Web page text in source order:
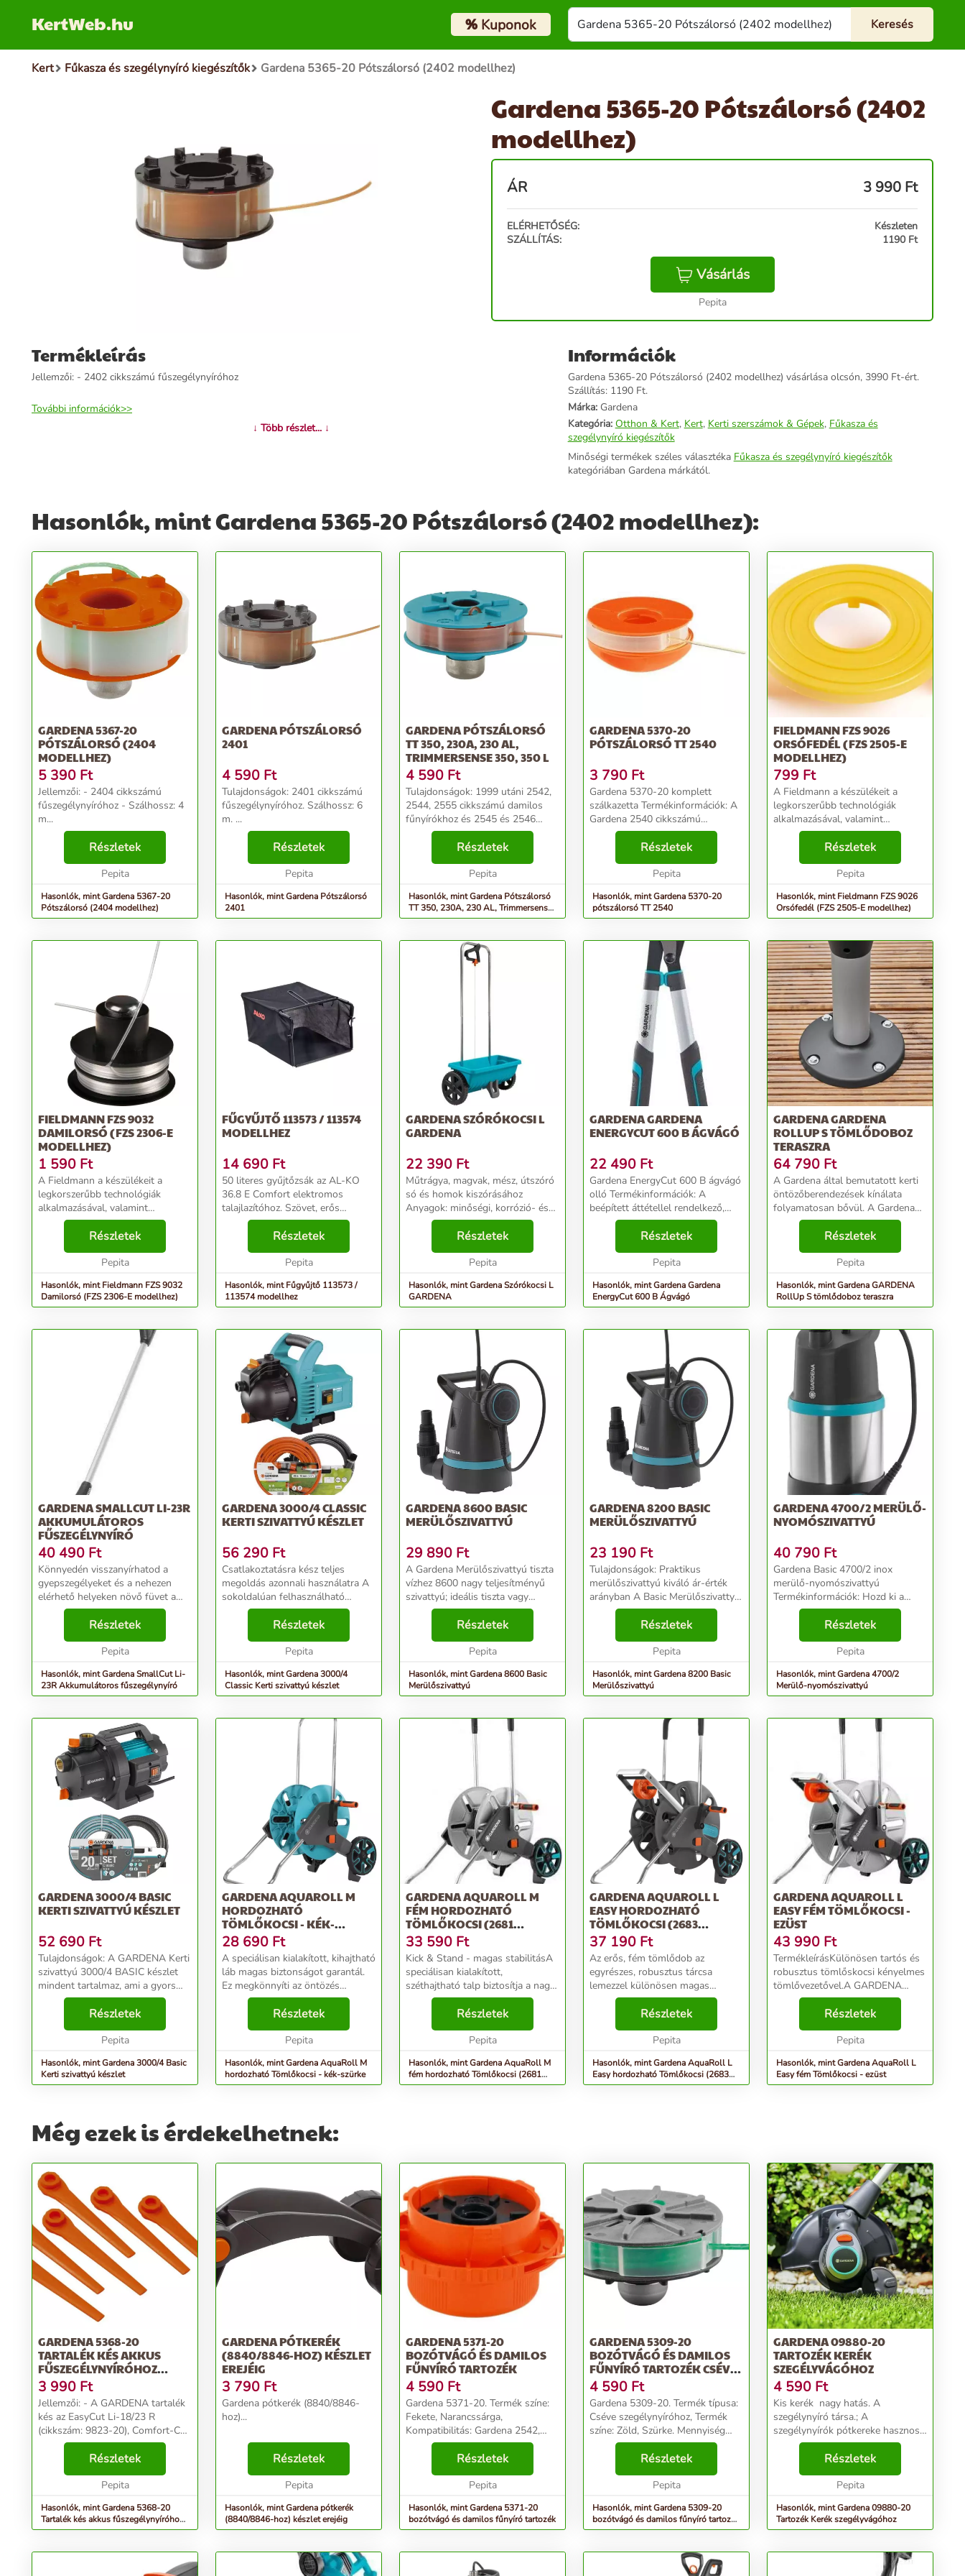
KertWeb.hu %Kuponok
Kert Fűkasza és szegélynyíró kiegészítők Gardena 5365-20 Pótszálorsó (2402 modellhez)
Gardena 5365-20 Pótszálorsó (2402
modellhez)
ÁR 3 990 Ft
ELÉRHETŐSÉG:
Készleten
SZÁLLÍTÁS:
1190 Ft
Vásárlás
Pepita
Termékleírás
Jellemzői: - 2402 cikkszámú fűszegélynyíróhoz
További információk>>
↓ Több részlet... ↓
Információk
Gardena 5365-20 Pótszálorsó (2402 modellhez) vásárlása olcsón, 3990 Ft-ért.
Szállítás: 1190 Ft.
Márka:Gardena
Kategória: Otthon & Kert, Kert, Kerti szerszámok & Gépek, Fűkasza és
szegélynyíró kiegészítők
Minőségi termékek széles választéka Fűkasza és szegélynyíró kiegészítők
kategóriában Gardena márkától.
Hasonlók, mint Gardena 5365-20 Pótszálorsó (2402 modellhez):
GARDENA 5367-20
PÓTSZÁLORSÓ (2404
MODELLHEZ)
5 390 Ft
Jellemzői: - 2404 cikkszámú
fűszegélynyíróhoz - Szálhossz: 4
m...
Részletek
Pepita
Hasonlók, mint Gardena 5367-20
Pótszálorsó (2404 modellhez)
GARDENA PÓTSZÁLORSÓ
2401
4 590 Ft
Tulajdonságok: 2401 cikkszámú
fűszegélynyíróhoz. Szálhossz: 6
m. ...
Részletek
Pepita
Hasonlók, mint Gardena Pótszálorsó
2401
GARDENA PÓTSZÁLORSÓ
TT 350, 230A, 230 AL,
TRIMMERSENSE 350, 350 L
4 590 Ft
Tulajdonságok: 1999 utáni 2542,
2544, 2555 cikkszámú damilos
fűnyírókhoz és 2545 és 2546
cikkszámú damilos fűkaszákhoz.
Szálhossz: 6 m....Részletek
Pepita
Hasonlók, mint Gardena Pótszálorsó
TT 350, 230A, 230 AL, Trimmersense
350, 350 L
GARDENA 5370-20
PÓTSZÁLORSÓ TT 2540
3 790 Ft
Gardena 5370-20 komplett
szálkazetta Termékinformációk: A
Gardena 2540 cikkszámú
fűszegélynyíróhozés accu-system
V12 TL 21-hez használható.
Műszaki adatok: Cikkszám:5370-
20 EAN-kód:4078500537001 ...
Részletek
Pepita
Hasonlók, mint Gardena 5370-20
pótszálorsó TT 2540
FIELDMANN FZS 9026
ORSÓFEDÉL (FZS 2505-E
MODELLHEZ)
799 Ft
A Fieldmann a készülékeit a
legkorszerűbb technológiák
alkalmazásával, valamint
biztonságos és környezetbarát
anyagok felhasználásával fejleszti
és gyártja. A Fieldmann
készülékek hosszú élettartalma ...
Részletek
Pepita
Hasonlók, mint Fieldmann FZS 9026
Orsófedél (FZS 2505-E modellhez)
FIELDMANN FZS 9032
DAMILORSÓ (FZS 2306-E
MODELLHEZ)
1 590 Ft
A Fieldmann a készülékeit a
legkorszerűbb technológiák
alkalmazásával, valamint
biztonságos és környezetbarát
anyagok felhasználásával fejleszti
és gyártja. A Fieldmann
készülékek hosszú élettartalma ...
Részletek
Pepita
Hasonlók, mint Fieldmann FZS 9032
Damilorsó (FZS 2306-E modellhez)
FŰGYŰJTŐ 113573 / 113574
MODELLHEZ
14 690 Ft
50 literes gyűjtőzsák az AL-KO
36.8 E Comfort elektromos
talajlazítóhoz. Szövet, erős
fémkerettel. 113573/113574
modellhez....Részletek
Pepita
Hasonlók, mint Fűgyűjtő 113573 /
113574 modellhez
GARDENA SZÓRÓKOCSI L
GARDENA
22 390 Ft
Műtrágya, magvak, mész, útszóró
só és homok kiszórásához
Anyagok: minőségi, korrózió- és
ütésálló műanyag, robusztus
alumínium tolókar, rozsdamentes
acéldrót Hatókör/szórási
szélesség: 45 cm Térfog...
Részletek
Pepita
Hasonlók, mint Gardena Szórókocsi L
GARDENA
GARDENA GARDENA
ENERGYCUT 600 B ÁGVÁGÓ
22 490 Ft
Gardena EnergyCut 600 B ágvágó
olló Termékinformációk: A
beépített áttétellel rendelkező,
praktikus ágvágó olló erős
szerszám friss fa vágásához. A
GARDENA EnergyCut 600 B
ágvágó olló hagyományos ...
Részletek
Pepita
Hasonlók, mint Gardena Gardena
EnergyCut 600 B Ágvágó
GARDENA GARDENA
ROLLUP S TÖMLŐDOBOZ
TERASZRA
64 790 Ft
A Gardena által bemutatott kerti
öntözőberendezések kínálata
folyamatosan bővül. A Gardena
RollUp S 18605-20 automata
teraszos tömlődob a kert,
erkélynövények, cserepek és
virágágyások öntözése nélkül...
Részletek
Pepita
Hasonlók, mint Gardena GARDENA
RollUp S tömlődoboz teraszra
GARDENA SMALLCUT LI-23R
AKKUMULÁTOROS
FŰSZEGÉLYNYÍRÓ
40 490 Ft
Könnyedén visszanyírhatod a
gyepszegélyeket és a nehezen
elérhető helyeken növő füvet a
Gardena SmallCut Li-23 R
akkumulátoros fűszegélynyíróval.
Használata különösen egyszerű,
mivel könnyű, markolata...
Részletek
Pepita
Hasonlók, mint Gardena SmallCut Li-
23R Akkumulátoros fűszegélynyíró
GARDENA 3000/4 CLASSIC
KERTI SZIVATTYÚ KÉSZLET
56 290 Ft
Csatlakoztatásra kész teljes
megoldás azonnali használatra A
sokoldalúan felhasználható
kompakt GARDENA 3000/4 kerti
szivattyú optimális alapmodell.
Szívó- és nyomóerejének
köszönhetően ideális önt...
Részletek
Pepita
Hasonlók, mint Gardena 3000/4
Classic Kerti szivattyú készlet
GARDENA 8600 BASIC
MERÜLŐSZIVATTYÚ
29 890 Ft
A Gardena Merülőszivattyú tiszta
vízhez 8600 nagy teljesítményű
szivattyú; ideális tiszta vagy
enyhén szennyezett (maximum 5
mm szemcseátmérőjű) víz
leszívásához, át- és
kiszivattyúzásához. Ha rugalma...
Részletek
Pepita
Hasonlók, mint Gardena 8600 Basic
Merülőszivattyú
GARDENA 8200 BASIC
MERÜLŐSZIVATTYÚ
23 190 Ft
Tulajdonságok: Praktikus
merülőszivattyú kiváló ár-érték
arányban A Basic Merülőszivattyú
tiszta vízhez 8200 nagy
teljesítményű, alacsony
energiafogyasztású elektromos
szivattyú, alkalmas tiszta víz ...
Részletek
Pepita
Hasonlók, mint Gardena 8200 Basic
Merülőszivattyú
GARDENA 4700/2 MERÜLŐ-
NYOMÓSZIVATTYÚ
40 790 Ft
Gardena Basic 4700/2 inox
merülő-nyomószivattyú
Termékinformációk: Hozd ki a
maximumot a háztartás és a kert
vízellátásából A GARDENA
Merülő-nyomószivattyú 4700/2
vízszivattyúzásra született kerti...
Részletek
Pepita
Hasonlók, mint Gardena 4700/2
Merülő-nyomószivattyú
GARDENA 3000/4 BASIC
KERTI SZIVATTYÚ KÉSZLET
52 690 Ft
Tulajdonságok: A GARDENA Kerti
szivattyú 3000/4 BASIC készlet
mindent tartalmaz, ami a gyors
csatlakoztatáshoz és a nagy
teljesítményű és alacsony
energiafogyasztású szivattyú
üzembe helyezéséhez szü...
Részletek
Pepita
Hasonlók, mint Gardena 3000/4 Basic
Kerti szivattyú készlet
GARDENA AQUAROLL M
HORDOZHATÓ
TÖMLŐKOCSI - KÉK-
SZÜRKE
28 690 Ft
A speciálisan kialakított, kihajtható
láb magas biztonságot garantál.
Ez megkönnyíti az öntözés
feladatát, mivel a tömlő kocsi a
tömlő meghúzása esetén is a
helyén marad. Az orsó belső
oldalán lévő sz...
Részletek
Pepita
Hasonlók, mint Gardena AquaRoll M
hordozható Tömlőkocsi - kék-szürke
GARDENA AQUAROLL M
FÉM HORDOZHATÓ
TÖMLŐKOCSI (2681
UTÓDJA) - EZÜST
33 590 Ft
Kick & Stand - magas stabilitásA
speciálisan kialakított,
széthajtható talp biztosítja a nagy
stabilitást. Ez megkönnyíti az
öntözést, mivel a tömlő kocsi is
ellenáll a tömlő húzásakor.Nagy
Részletek
Pepita
Hasonlók, mint Gardena AquaRoll M
fém hordozható Tömlőkocsi (2681
utódja) - ezüst
GARDENA AQUAROLL L
EASY HORDOZHATÓ
TÖMLŐKOCSI (2683
UTÓDJA) - SZÜRKE
37 190 Ft
Az erős, fém tömlődob az
egyrészes, robusztus tárcsa
lemezzel különösen magas
tartósságot és stabilitást biztosít.
A speciálisan kialakított kihajtható
láb garantálja a magasfokú
stabilitást. Ez segít...
Részletek
Pepita
Hasonlók, mint Gardena AquaRoll L
Easy hordozható Tömlőkocsi (2683
utódja) - szürke
GARDENA AQUAROLL L
EASY FÉM TÖMLŐKOCSI -
EZÜST
43 990 Ft
TermékleírásKülönösen tartós és
robusztus tömlőskocsi kényelmes
tömlővezetővel.A GARDENA
AquaRoll L Easy fém tömlőskocsi
kiemelkedően tartós és robusztus,
még a legkomolyabb kerti
igénybevétellel is e...
Részletek
Pepita
Hasonlók, mint Gardena AquaRoll L
Easy fém Tömlőkocsi - ezüst
Még ezek is érdekelhetnek:
GARDENA 5368-20
TARTALÉK KÉS AKKUS
FŰSZEGÉLYNYÍRÓHOZ
(20DB-OS)
3 990 Ft
Jellemzői: - A GARDENA tartalék
kés az EasyCut Li-18/23 R
(cikkszám: 9823-20), Comfort-Cut
Li-18/23 R (cikkszám: 9825-20),
AccuCut 400 Li (cikkszám: 8840-
20), az AccuCut 450 Li (cikkszám:
Részletek
Pepita
Hasonlók, mint Gardena 5368-20
Tartalék kés akkus fűszegélynyíróhoz
(20db-os)
GARDENA PÓTKERÉK
(8840/8846-HOZ) KÉSZLET
EREJÉIG
3 790 Ft
Gardena pótkerék (8840/8846-
hoz)...
Részletek
Pepita
Hasonlók, mint Gardena pótkerék
(8840/8846-hoz) készlet erejéig
GARDENA 5371-20
BOZÓTVÁGÓ ÉS DAMILOS
FŰNYÍRÓ TARTOZÉK
4 590 Ft
Gardena 5371-20. Termék színe:
Fekete, Narancssárga,
Kompatibilitás: Gardena 2542,
2544, 2550, 2555, 2545/2546.
Mennyiség csomagonként: 1 dB...
Részletek
Pepita
Hasonlók, mint Gardena 5371-20
bozótvágó és damilos fűnyíró tartozék
GARDENA 5309-20
BOZÓTVÁGÓ ÉS DAMILOS
FŰNYÍRÓ TARTOZÉK CSÉVE
SZEGÉ...
4 590 Ft
Gardena 5309-20. Termék típusa:
Cséve szegélynyíróhoz, Termék
színe: Zöld, Szürke. Mennyiség
csomagonként: 1 dB, Csomagolás
mélysége: 140 mm, Csomagolás
szélessége: 108 mm. Tömeg: 63
Részletek
Pepita
Hasonlók, mint Gardena 5309-20
bozótvágó és damilos fűnyíró tartozék
Cséve szegé...
GARDENA 09880-20
TARTOZÉK KERÉK
SZEGÉLYVÁGÓHOZ
4 590 Ft
Kis kerék  nagy hatás. A
szegélynyíró társa.; A
szegélynyírók pótkereke hasznos
tartozék, amelyet a ComfortCut és
PowerCut, valamint a ComfortCut
Li akkumulátoros változatával
használhatsz. Az egyéb ...
Részletek
Pepita
Hasonlók, mint Gardena 09880-20
Tartozék Kerék szegélyvágóhoz